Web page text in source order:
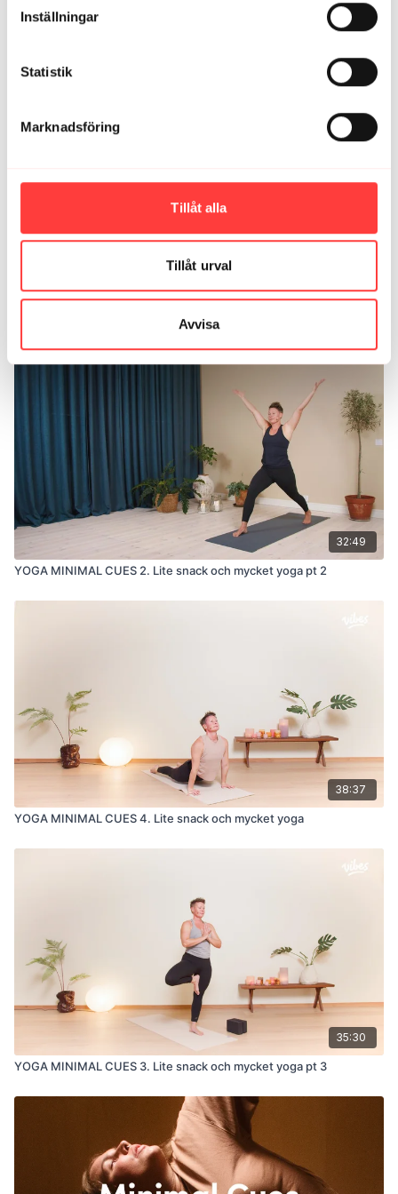
Inställningar
Statistik
Marknadsföring
Tillåt alla
Tillåt urval
Avvisa
om hihi! Detta kommer det bli flera ggr i veckan
framöver för mig! Thanks! 🙏
Underbart sätt att yoga hemma! För oss som yogat
länge är detta helt perfekt. Har bara haft appen en
Visa svar (1)
32:49
YOGA MINIMAL CUES 2. Lite snack och mycket yoga pt 2
38:37
YOGA MINIMAL CUES 4. Lite snack och mycket yoga
35:30
YOGA MINIMAL CUES 3. Lite snack och mycket yoga pt 3